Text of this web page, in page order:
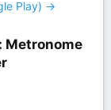
Play) →
Metronome